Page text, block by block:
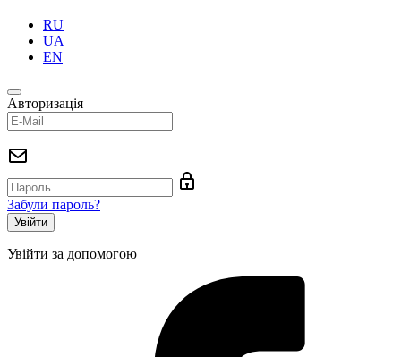
RU
UA
EN
Авторизація
Забули пароль?
Увійти за допомогою